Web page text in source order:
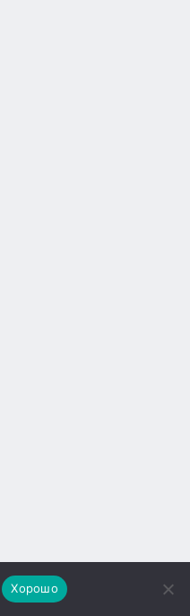
Хорошо